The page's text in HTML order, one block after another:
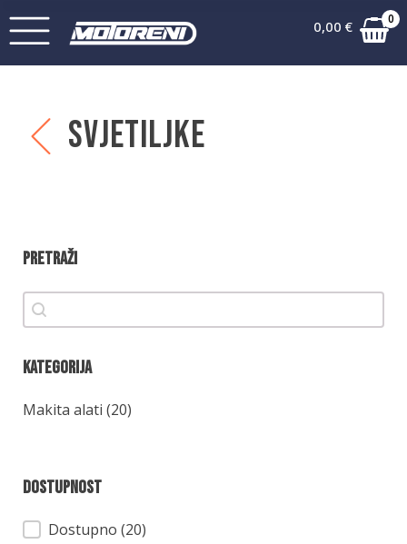
0,00 € 0
Svjetiljke
Pretraži
Pretraži
Pretraži
Kategorija
Kategorija
Makita alati (20)
Dostupnost
Dostupnost
Dostupno (20)